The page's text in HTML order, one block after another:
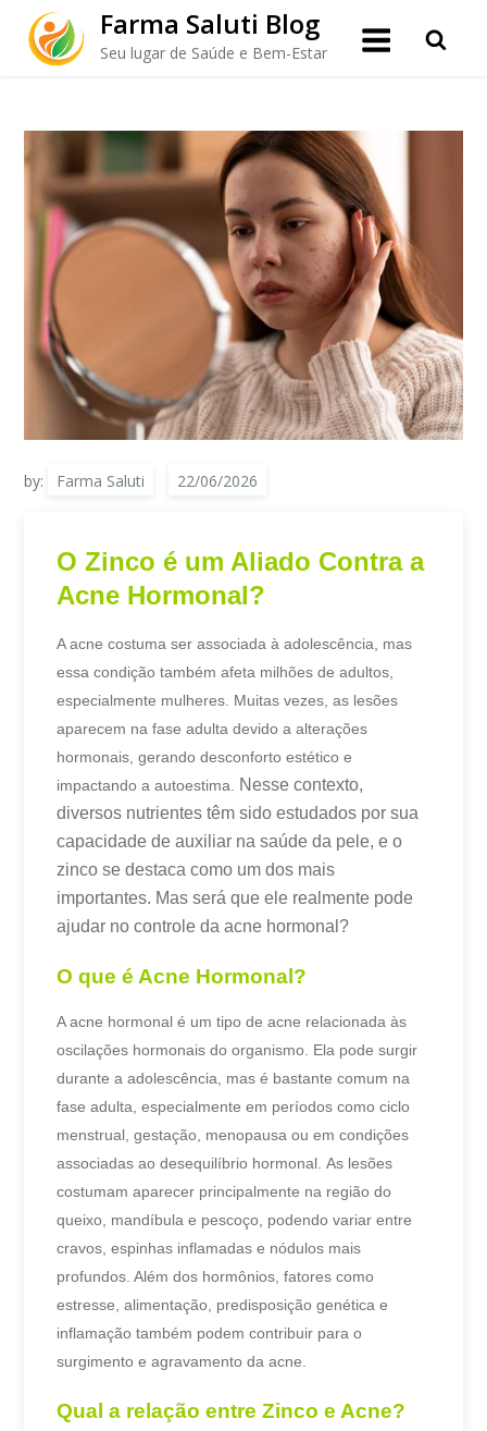
content
Farma Saluti Blog
Seu lugar de Saúde e Bem-Estar
O Zinco é um Aliado Contra a Acne
by: Farma Saluti
O Zinco é um Aliado Contra a
Acne Hormonal?
A acne costuma ser associada à adolescência, mas
essa condição também afeta milhões de adultos,
especialmente mulheres. Muitas vezes, as lesões
aparecem na fase adulta devido a alterações
hormonais, gerando desconforto estético e
impactando a autoestima. Nesse contexto,
diversos nutrientes têm sido estudados por sua
capacidade de auxiliar na saúde da pele, e o
zinco se destaca como um dos mais
importantes. Mas será que ele realmente pode
ajudar no controle da acne hormonal?
O que é Acne Hormonal?
A acne hormonal é um tipo de acne relacionada às
oscilações hormonais do organismo. Ela pode surgir
durante a adolescência, mas é bastante comum na
fase adulta, especialmente em períodos como ciclo
menstrual, gestação, menopausa ou em condições
associadas ao desequilíbrio hormonal.As lesões
costumam aparecer principalmente na região do
queixo, mandíbula e pescoço, podendo variar entre
cravos, espinhas inflamadas e nódulos mais
profundos.Além dos hormônios, fatores como
estresse, alimentação, predisposição genética e
inflamação também podem contribuir para o
surgimento e agravamento da acne.
Qual a relação entre Zinco e Acne?